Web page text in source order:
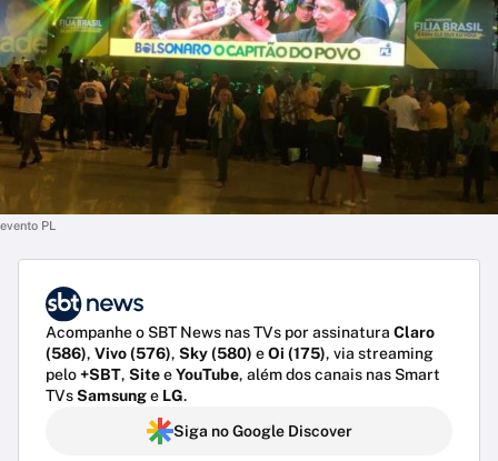
evento PL
Acompanhe o SBT News nas TVs por assinatura Claro
(586), Vivo (576), Sky (580) eOi (175), via streaming
pelo+SBT, SiteeYouTube, além dos canais nas Smart
TVsSamsunge LG.
Siga no Google Discover